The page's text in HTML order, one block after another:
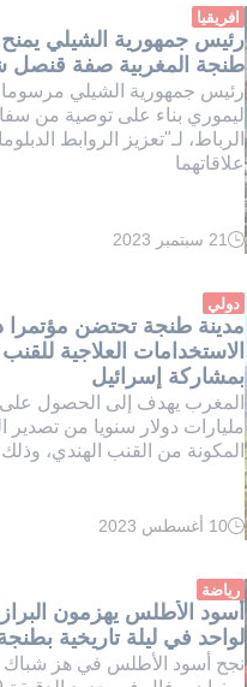
دقيقة.
افريقيا
رئيس جمهورية الشيلي
طنجة المغربية صفة
رئيس جمهورية الشيلي مرسوما
ليموري بناء على توصية من
الرباط، لـ"تعزيز الروابط
علاقاتهما
وقت
دقيقة.
21 سبتمبر 2023
دولي
مدينة طنجة تحتضن مؤتمرا
الاستخدامات العلاجية
بمشاركة إسرائيل
مليارات دولار سنويا من تصدير
المكونة من القنب الهندي، وذلك
وقت
دقيقة.
10 أغسطس 2023
رياضة
أسود الأطلس يهزمون
لواحد في ليلة تاريخية
نجح أسود الأطلس في هز شباك